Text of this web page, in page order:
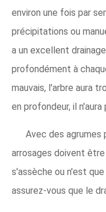
environ une fois par
précipitations ou
a un excellent
profondément à
mauvais, l'arbre aura
en profondeur, il
Avec des agrumes
arrosages doivent
s'assèche ou n'est
assurez-vous que le